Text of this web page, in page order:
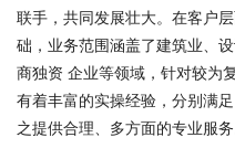
联手，共同发展壮大。在客户
础，业务范围涵盖了建筑业、
商独资 企业等领域，针对较为
有着丰富的实操经验，分别满
之提供合理、多方面的专业服务